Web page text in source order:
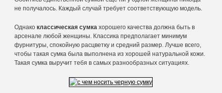
не получалось. Каждый случай требует соответствующую модель.
Однако классическая сумкахорошего качества должна быть в
арсенале любой женщины. Классика предполагает минимум
фурнитуры, спокойную расцветку и средний размер. Лучше всего,
чтобы такая сумка была выполнена из хорошей натуральной кожи.
Такая сумка выручит тебя в самых разнообразных ситуациях.